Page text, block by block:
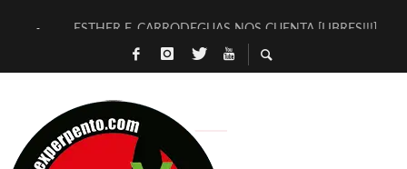
ESTHER F. CARRODEGUAS NOS CUENTA [LIBRES!!!]
[TERRA DE GUAPES] DE SANDRA MONFORT
TIMBRE 4, LA ESCUELA DEL DIRECTOR TEATRAL CLAUDIO
30 AÑOS (NO ES NADA) DE LA KATARSIS DEL TOMATAZO